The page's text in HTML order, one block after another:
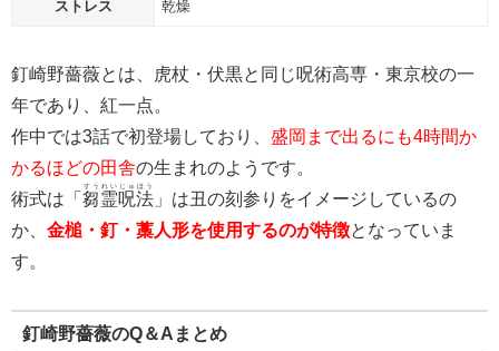
ストレス 乾燥
釘崎野薔薇とは、虎杖・伏黒と同じ呪術高専・東京校の一
年であり、紅一点。
作中では3話で初登場しており、 盛岡まで出るにも4時間か
かるほどの田舎の生まれのようです。
術式は「 芻霊
すうれい
呪法
じゅほう
」は丑の刻参りをイメージしているの
か、 金槌・釘・藁人形を使用するのが特徴となっていま
す。
釘崎野薔薇のQ＆Aまとめ